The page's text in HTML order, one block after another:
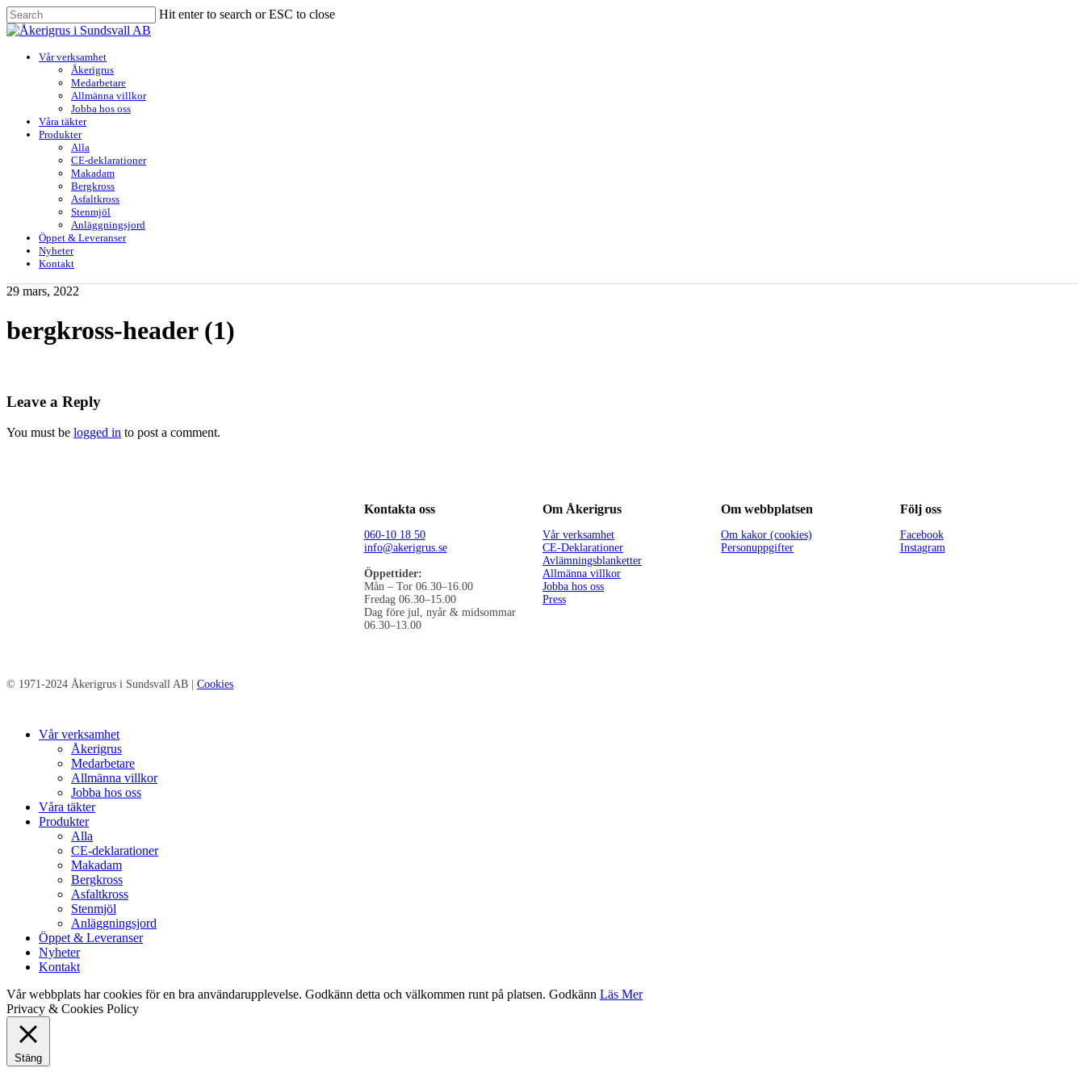
Skip
to
content
Hit enter to search or ESC to close
Close
Menu
Vår verksamhet
Åkerigrus
Medarbetare
Allmänna villkor
Jobba hos oss
Våra täkter
Produkter
Alla
CE-deklarationer
Makadam
Bergkross
Asfaltkross
Stenmjöl
Anläggningsjord
Öppet & Leveranser
Nyheter
Kontakt
29 mars, 2022
bergkross-header (1)
Leave a Reply
You must be logged in to post a comment.
Kontakta oss
060-10 18 50
info@akerigrus.se
Öppettider:
Mån – Tor 06.30–16.00
Fredag 06.30–15.00
Dag före jul, nyår & midsommar
06.30–13.00
Om Åkerigrus
Vår verksamhet
CE-Deklarationer
Avlämningsblanketter
Allmänna villkor
Jobba hos oss
Press
Om webbplatsen
Om kakor (cookies)
Personuppgifter
Följ oss
Facebook
Instagram
© 1971-2024 Åkerigrus i Sundsvall AB | Cookies
Close
Vår verksamhet
Åkerigrus
Medarbetare
Allmänna villkor
Jobba hos oss
Våra täkter
Produkter
Alla
CE-deklarationer
Makadam
Bergkross
Asfaltkross
Stenmjöl
Anläggningsjord
Öppet & Leveranser
Nyheter
Kontakt
Vår webbplats har cookies för en bra användarupplevelse. Godkänn detta och välkommen runt på platsen. Godkänn Läs Mer
Privacy & Cookies Policy
Stäng